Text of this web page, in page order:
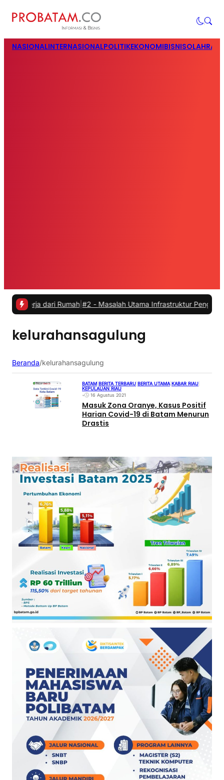
NASIONALINTERNASIONALPOLITIKEKONOMIBISNIS
dari Rumah|#2 -Masalah Utama Infrastruktur Pengisian
kelurahansagulung
Beranda/kelurahansagulung
BATAM BERITA TERBARU BERITA UTAMA KABAR RIAU
KEPULAUAN RIAU
•
16 Agustus 2021
Masuk Zona Oranye, Kasus Positif
Harian Covid-19 di Batam Menurun
Drastis